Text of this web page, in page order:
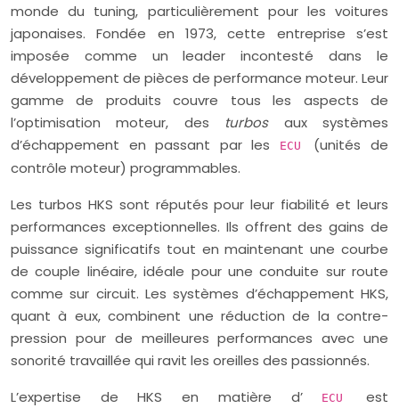
monde du tuning, particulièrement pour les voitures
japonaises. Fondée en 1973, cette entreprise s’est
imposée comme un leader incontesté dans le
développement de pièces de performance moteur. Leur
gamme de produits couvre tous les aspects de
l’optimisation moteur, des turbos aux systèmes
d’échappement en passant par les
ECU (unités de
contrôle moteur) programmables.
Les turbos HKS sont réputés pour leur fiabilité et leurs
performances exceptionnelles. Ils offrent des gains de
puissance significatifs tout en maintenant une courbe
de couple linéaire, idéale pour une conduite sur route
comme sur circuit. Les systèmes d’échappement HKS,
quant à eux, combinent une réduction de la contre-
pression pour de meilleures performances avec une
sonorité travaillée qui ravit les oreilles des passionnés.
L’expertise de HKS en matière d’
ECUest